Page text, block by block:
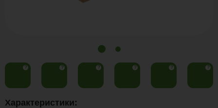
? ? ? ? ? ?
Характеристики: